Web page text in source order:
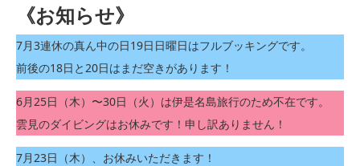
《お知らせ》
7月3連休の真ん中の日19日日曜日はフルブッキングです。
前後の18日と20日はまだ空きがあります！
6月25日（木）〜30日（火）は伊是名島旅行のため不在です。
雲見のダイビングはお休みです！申し訳ありません！
7月23日（木）、お休みいただきます！